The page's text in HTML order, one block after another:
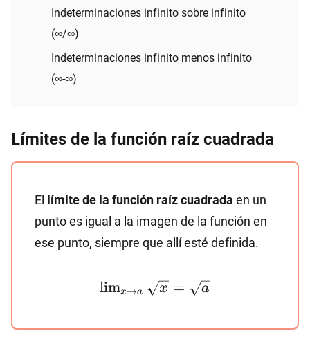
Indeterminaciones infinito sobre infinito
(∞/∞)
Indeterminaciones infinito menos infinito
(∞-∞)
Límites de la función raíz cuadrada
El límite de la función raíz cuadrada en un
punto es igual a la imagen de la función en
ese punto, siempre que allí esté definida.
\lim_{x\to
a}\sqrt{x}=\sqrt{a}
limx→a x = a